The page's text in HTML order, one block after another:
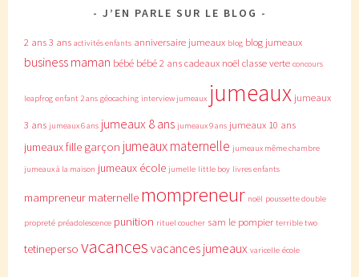
J’EN PARLE SUR LE BLOG
2 ans3 ans activités enfants anniversaire jumeaux blog blog jumeaux
business maman bébé bébé 2 anscadeaux noëlclasse verte concours
leapfrog enfant 2 ans géocaching interview jumeaux jumeaux jumeaux
3 ans jumeaux 6 ans jumeaux 8 ans jumeaux 9 ans jumeaux 10 ans
jumeaux fille garçon jumeaux maternelle jumeaux même chambre
jumeaux à la maison jumeaux école jumelle little boy livres enfants
mampreneur maternelle mompreneur noël poussette double
propreté préadolescence punition rituel coucher sam le pompier terrible two
tetineperso vacances vacances jumeaux varicelle école